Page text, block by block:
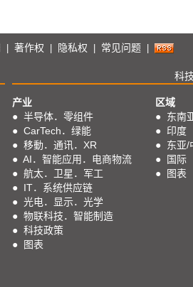
著作权 隐私权 常见问题
科
产业
● 半导体．零组件
● CarTech．绿能
● 移動．通讯．XR
● AI．智能应用．电商物流
● 航太．卫星．军工
● IT．系统供应链
● 光电．显示．光学
● 物联科技．智能制造
● 科技政策
●
图表
区域
● 东南
● 印度
● 东亚/
●
国际
●
图表